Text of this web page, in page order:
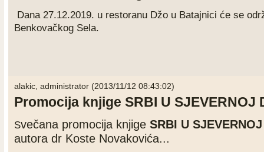
Dana 27.12.2019. u restoranu Džo u Batajnici će se
Benkovačkog Sela.
alakic, administrator (2013/11/12 08:43:02)
Promocija knjige SRBI U SJEVERNOJ
Svečana promocija knjige SRBI U
autora dr Koste Novakovića...